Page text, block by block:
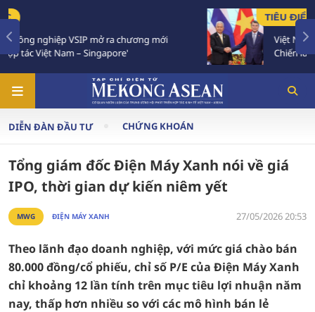
Việt Nam - Thái Lan nhất trí triển khai thực chất
Chiến lược 'Ba kết nối'
DIỄN ĐÀN ĐẦU TƯ CHỨNG KHOÁN
Tổng giám đốc Điện Máy Xanh nói về giá
IPO, thời gian dự kiến niêm yết
MWG ĐIỆN MÁY XANH 27/05/2026 20:53
Theo lãnh đạo doanh nghiệp, với mức giá chào bán
80.000 đồng/cổ phiếu, chỉ số P/E của Điện Máy Xanh
chỉ khoảng 12 lần tính trên mục tiêu lợi nhuận năm
nay, thấp hơn nhiều so với các mô hình bán lẻ